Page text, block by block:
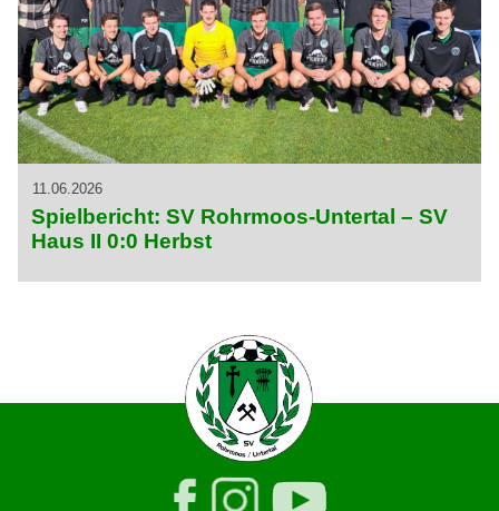
11.06.2026
Spielbericht: SV Rohrmoos-Untertal – SV
Haus II 0:0 Herbst